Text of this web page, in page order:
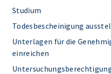
Studium
Todesbescheinigung
Unterlagen für die
einreichen